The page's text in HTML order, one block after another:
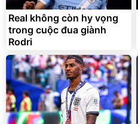
Real không còn hy vọng
trong cuộc đua giành
Rodri